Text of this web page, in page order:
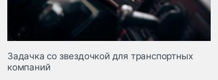
Задачка со звездочкой для транспортных
компаний